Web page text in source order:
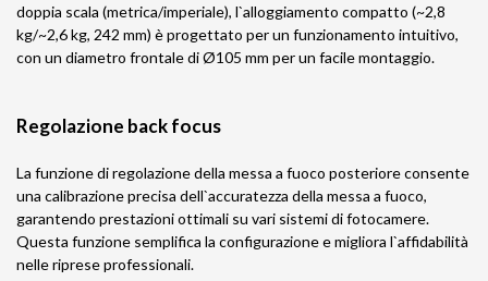
doppia scala (metrica/imperiale), l`alloggiamento compatto (~2,8
kg/~2,6 kg, 242 mm) è progettato per un funzionamento intuitivo,
con un diametro frontale di Ø105 mm per un facile montaggio.
Regolazione back focus
La funzione di regolazione della messa a fuoco posteriore consente
una calibrazione precisa dell`accuratezza della messa a fuoco,
garantendo prestazioni ottimali su vari sistemi di fotocamere.
Questa funzione semplifica la configurazione e migliora l`affidabilità
nelle riprese professionali.